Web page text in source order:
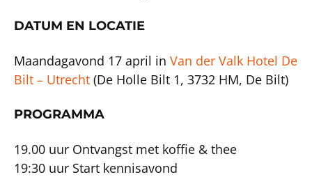
DATUM EN LOCATIE
Maandagavond 17 april in Van der Valk Hotel De
Bilt – Utrecht (De Holle Bilt 1, 3732 HM, De Bilt)
PROGRAMMA
19.00 uur Ontvangst met koffie & thee
19:30 uur Start kennisavond